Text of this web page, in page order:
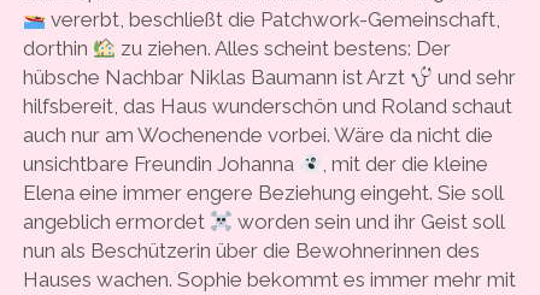
vererbt, beschließt die Patchwork-Gemeinschaft,
dorthin
zu ziehen. Alles scheint bestens: Der
hübsche Nachbar Niklas Baumann ist Arzt
und sehr
hilfsbereit, das Haus wunderschön und Roland schaut
auch nur am Wochenende vorbei. Wäre da nicht die
unsichtbare Freundin Johanna
, mit der die kleine
Elena eine immer engere Beziehung eingeht. Sie soll
angeblich ermordet
worden sein und ihr Geist soll
nun als Beschützerin über die Bewohnerinnen des
Hauses wachen. Sophie bekommt es immer mehr mit